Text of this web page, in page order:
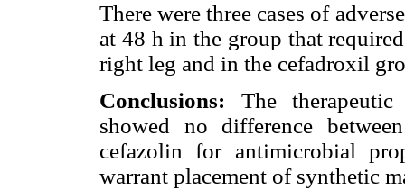
There were three cases of
at 48 h in the group that
right leg and in the cefadroxil
Conclusions: The
showed no difference
cefazolin for antimicrobial
warrant placement of synthetic